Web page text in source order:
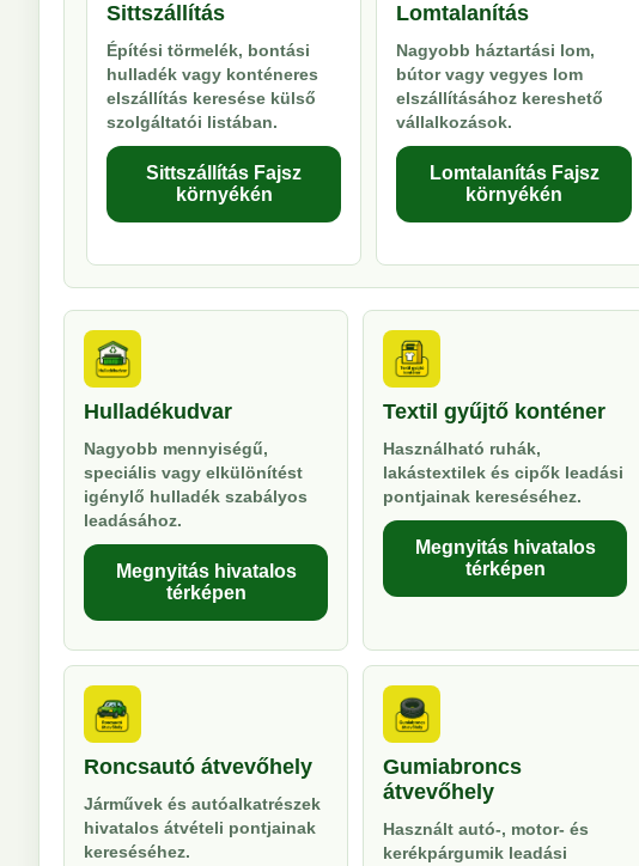
Sittszállítás
Építési törmelék, bontási
hulladék vagy konténeres
elszállítás keresése külső
szolgáltatói listában.
Sittszállítás Fajsz
környékén
Lomtalanítás
Nagyobb háztartási lom,
bútor vagy vegyes lom
elszállításához kereshető
vállalkozások.
Lomtalanítás Fajsz
környékén
Hulladékudvar
Nagyobb mennyiségű,
speciális vagy elkülönítést
igénylő hulladék szabályos
leadásához.
Megnyitás hivatalos
térképen
Textil gyűjtő konténer
Használható ruhák,
lakástextilek és cipők leadási
pontjainak kereséséhez.
Megnyitás hivatalos
térképen
Roncsautó átvevőhely
Járművek és autóalkatrészek
hivatalos átvételi pontjainak
kereséséhez.
Gumiabroncs
átvevőhely
Használt autó-, motor- és
kerékpárgumik leadási